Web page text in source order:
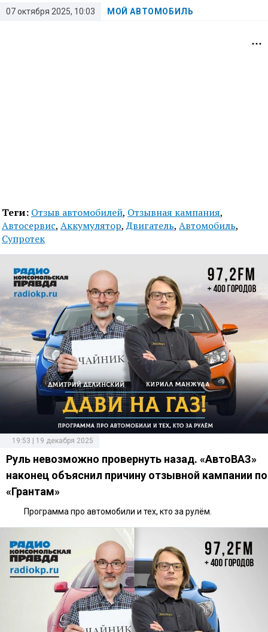
07 октября 2025, 10:03 МОЙ АВТОМОБИЛЬ
Теги: Отзыв автомобилей, Отзывная кампания,
Автосервис, Аккумулятор,Двигатель, Автомобиль,
Супротек
19:53 | 19 декабря 2025
Руль невозможно провернуть назад. «АвтоВАЗ»
наконец объяснил причину отзывной кампании по
«Грантам»
Программа про автомобили и тех, кто за рулём.